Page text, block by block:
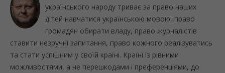
українського народу триває за право наших
дітей навчатися українською мовою, право
громадян обирати владу, право журналістів
ставити незручні запитання, право кожного реалізуватись
та стати успішним у своїй країні. Країні із рівними
можливостями, а не перешкодами і преференціями, до